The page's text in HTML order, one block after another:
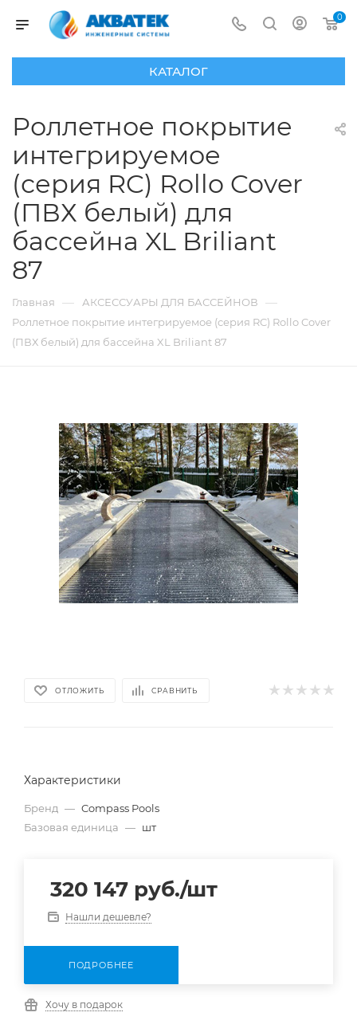
0
КАТАЛОГ
Роллетное покрытие
интегрируемое
(серия RC) Rollo Cover
(ПВХ белый) для
бассейна XL Briliant
87
Главная — АКСЕССУАРЫ ДЛЯ БАССЕЙНОВ —
Роллетное покрытие интегрируемое (серия RC) Rollo Cover
(ПВХ белый) для бассейна XL Briliant 87
ОТЛОЖИТЬ СРАВНИТЬ
Характеристики
Бренд — Compass Pools
Базовая единица — шт
320 147 руб./шт
Нашли дешевле?
ПОДРОБНЕЕ
Хочу в подарок